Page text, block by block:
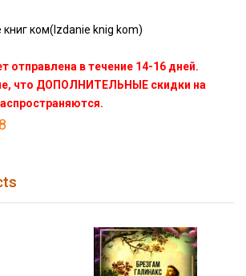
книг ком(Izdanie knig kom)
отправлена в течение 14-16 дней.
что ДОПОЛНИТЕЛЬНЫЕ скидки на